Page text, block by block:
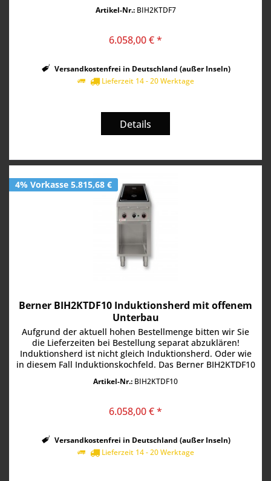
Artikel-Nr.:BIH2KTDF7
6.058,00 € *
Versandkostenfrei in Deutschland (außer Inseln)
Lieferzeit 14 - 20 Werktage
Details
4% Vorkasse 5.815,68 €
Berner BIH2KTDF10 Induktionsherd mit offenem
Unterbau
Aufgrund der aktuell hohen Bestellmenge bitten wir Sie
die Lieferzeiten bei Bestellung separat abzuklären!
Induktionsherd ist nicht gleich Induktionsherd. Oder wie
in diesem Fall Induktionskochfeld. Das Berner BIH2KTDF10
Artikel-Nr.: BIH2KTDF10
6.058,00 € *
Versandkostenfrei in Deutschland (außer Inseln)
Lieferzeit 14 - 20 Werktage